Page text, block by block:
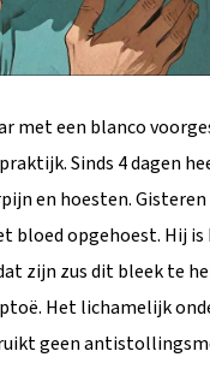
met een blanco
Sinds 4 dagen
en hoesten.
bloed opgehoest. Hij is
zijn zus dit bleek te
Het lichamelijk
geen